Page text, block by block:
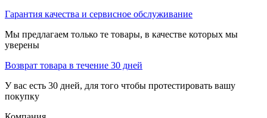
Гарантия качества и сервисное обслуживание
Мы предлагаем только те товары, в качестве которых мы
уверены
Возврат товара в течение 30 дней
У вас есть 30 дней, для того чтобы протестировать вашу
покупку